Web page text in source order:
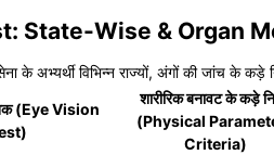
State-Wise & Organ
के अभ्यर्थी विभिन्न राज्यों, अंगों की जांच के
(Eye Vision
शारीरिक बनावट के कड़े
(Physical
Criteria)